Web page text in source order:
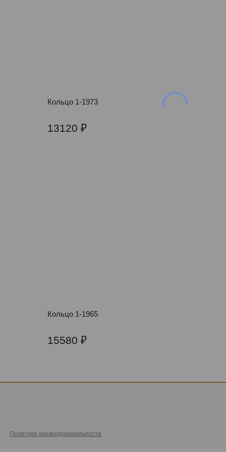
Кольцо 1-1973
13120
Кольцо 1-1965
15580
Политика конфиденциальности